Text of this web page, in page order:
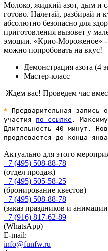
Молоко, жидкий азот, дым и
готово. Налетай, разбирай и
абсолютно безопасно для
приготовления вызовет у
эмоции. «Крио-Мороженое» -
можно попробовать на вкус!
Демонстрация азота (4
Мастер-класс
Ждем вас! Проведем час
* Предварительная запись
участия по ссылке .
Длительность 40 минут.
продлевается до конца
Актуально для этого
+7 (495) 508-88-78
(отдел продаж)
+7 (495) 505-58-25
(бронирование квестов)
+7 (495) 508-88-78
(заказ праздников и
+7 (916) 817-62-89
(WhatsApp)
E-mail:
info@funfw.ru